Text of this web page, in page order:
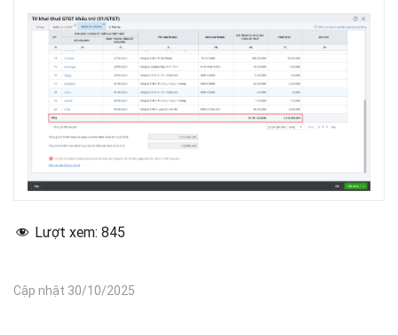
Lượt xem: 845
Cập nhật 30/10/2025